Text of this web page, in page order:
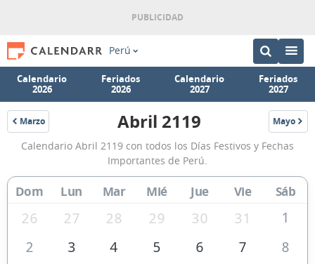
Perú
Calendario
2026
Feriados
2026
Calendario
2027
Feriados
2027
Marzo
2119
Calendario
Abril
2119
de
Perú
Abril 2119 Mayo
2119
Calendario Abril 2119 con todos los Días Festivos y Fechas
Importantes de Perú.
Dom Lun Mar Mié Jue Vie Sáb
26 27 28 29 30 31
1
2
3 4 5 6 7
8